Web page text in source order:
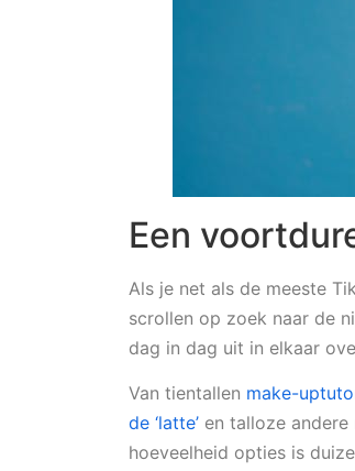
Een
Als je net als de meeste
scrollen op zoek naar de
dag in dag uit in elkaar
Van tientallen make-
de ‘latte’ en talloze
hoeveelheid opties is